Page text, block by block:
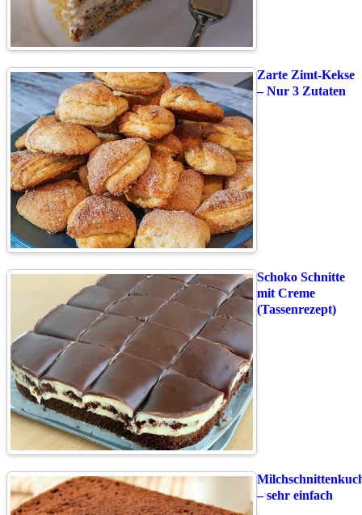
Zarte Zimt-Kekse
– Nur 3 Zutaten
Schoko Schnitte
mit Creme
(Tassenrezept)
– sehr einfach